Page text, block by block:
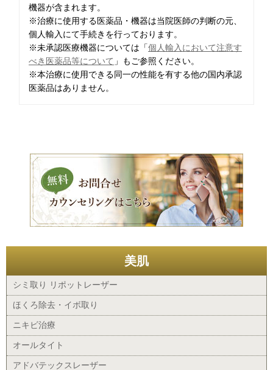
機器が含まれます。
※治療に使用する医薬品・機器は当院医師の判断の元、
個人輸入にて手続きを行っております。
※未承認医療機器については「個人輸入において注意す
べき医薬品等について 」もご参照ください。
※本治療に使用できる同一の性能を有する他の国内承認
医薬品はありません。
美肌
シミ取り リポットレーザー
ほくろ除去・イボ取り
ニキビ治療
オールタイト
アドバテックスレーザー